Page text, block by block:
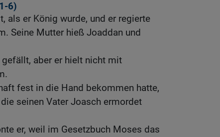
6)
als er König wurde, und er regierte
Seine Mutter hieß Joaddan und
gefällt, aber er hielt nicht mit
fest in die Hand bekommen hatte,
seinen Vater Joasch ermordet
er, weil im Gesetzbuch Moses das